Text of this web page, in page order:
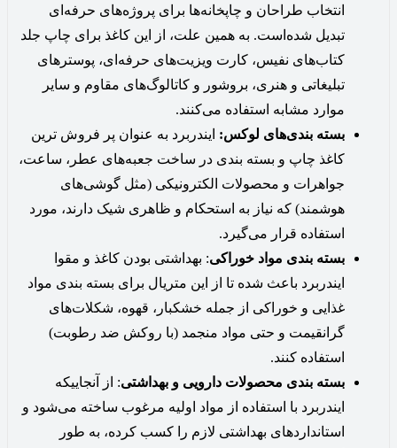
انتخاب طراحان و چاپخانه‌ها برای پروژه‌های حرفه‌ای
تبدیل شده‌است‌. به همین علت، از این کاغذ برای چاپ جلد
کتاب‌های نفیس، کارت ویزیت‌های حرفه‌ای، پوسترهای
تبلیغاتی و هنری، بروشور و کاتالوگ‌های مقاوم و سایر
موارد مشابه استفاده می‌کنند.
بسته بندی‌های لوکس: ایندربرد به عنوان پر فروش ترین
کاغذ چاپ و بسته بندی در ساخت جعبه‌های عطر، ساعت،
جواهرات و محصولات الکترونیکی (مثل گوشی‌های
هوشمند) که نیاز به استحکام و ظاهری شیک دارند، مورد
استفاده قرار می‌گیرد.
بسته بندی مواد خوراکی: بهداشتی بودن کاغذ و مقوا
ایندربرد باعث شده تا از این متریال برای بسته ‌بندی مواد
غذایی و خوراکی از جمله خشکبار، قهوه، شکلات‌های
گرانقیمت و حتی مواد منجمد (با روکش ضد رطوبت)
استفاده کنند.
بسته بندی محصولات دارویی و بهداشتی: از آنجاییکه
ایندربرد با استفاده از مواد اولیه مرغوب ساخته می‌شود و
استانداردهای بهداشتی لازم را کسب کرده، به ‌طور